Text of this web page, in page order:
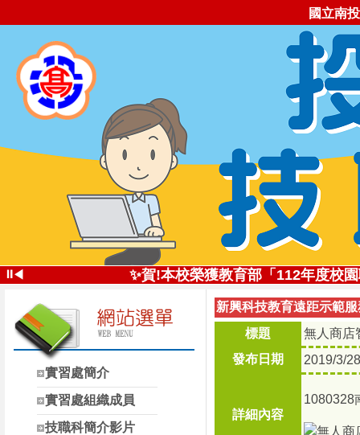
國立南
⏸◀
✨投高技職尚勇!✨113學年全國
✨賀!本校榮獲教育部「112年度校
投高技職讚!113年南投高中
✨五星好評 投高技職✨112學年全
自造實驗室受
南投縣高中職校長
實習處簡介
實習處組織成員
技職科簡介影片
新興科技教育遠距示範
標題
無人商店
發布日期
2019/3/28
詳細內容
1080328